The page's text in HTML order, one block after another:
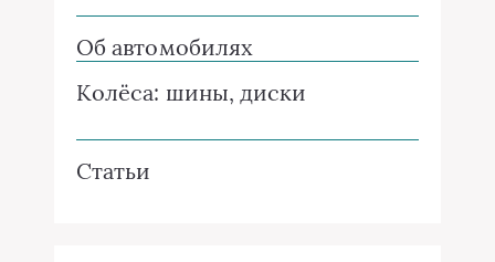
Об автомобилях
Колёса: шины, диски
Статьи